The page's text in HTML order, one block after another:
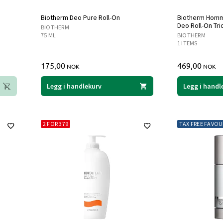
Biotherm Deo Pure Roll-On
BIOTHERM
75 ML
175,00 NOK
Legg i handlekurv
Biotherm
Deo Roll-On
BIOTHERM
1 ITEMS
469,00 NOK
Legg i
2 FOR 379 TAX FREE